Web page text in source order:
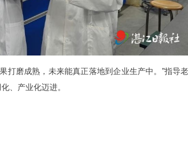
磨成熟，未来能真正落地到企业生产中。”指导
、产业化迈进。